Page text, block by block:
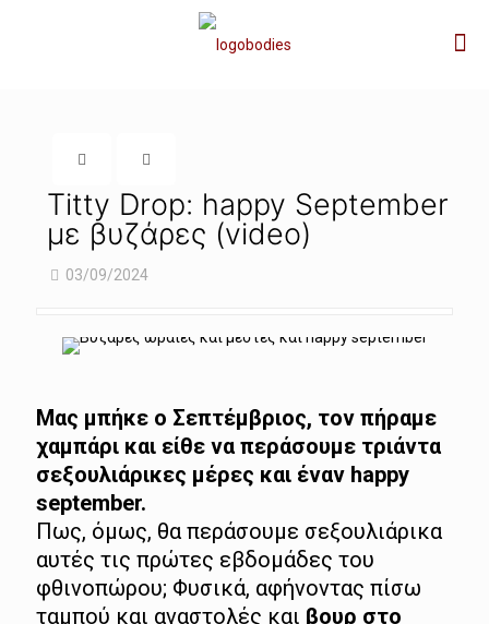
Titty Drop: happy September
με βυζάρες (video)
03/09/2024
Μας μπήκε ο Σεπτέμβριος, τον πήραμε
χαμπάρι και είθε να περάσουμε τριάντα
σεξουλιάρικες μέρες και έναν happy
september.
Πως, όμως, θα περάσουμε σεξουλιάρικα
αυτές τις πρώτες εβδομάδες του
φθινοπώρου; Φυσικά, αφήνοντας πίσω
ταμπού και αναστολές και βουρ στο